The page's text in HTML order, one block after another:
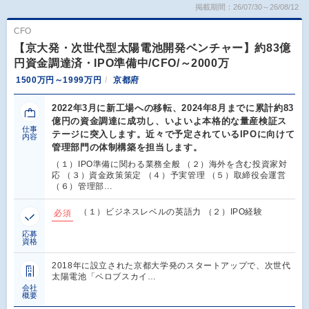
掲載期間：26/07/30～26/08/12
CFO
【京大発・次世代型太陽電池開発ベンチャー】約83億
円資金調達済・IPO準備中/CFO/～2000万
1500万円～1999万円 京都府
仕事
内容
2022年3月に新工場への移転、2024年8月までに累計約83
億円の資金調達に成功し、いよいよ本格的な量産検証ス
テージに突入します。近々で予定されているIPOに向けて
管理部門の体制構築を担当します。
（１）IPO準備に関わる業務全般 （２）海外を含む投資家対
応 （３）資金政策策定 （４）予実管理 （５）取締役会運営
（６）管理部…
応募
資格
必須 （１）ビジネスレベルの英語力 （２）IPO経験
会社
概要
2018年に設立された京都大学発のスタートアップで、次世代
太陽電池「ペロブスカイ…